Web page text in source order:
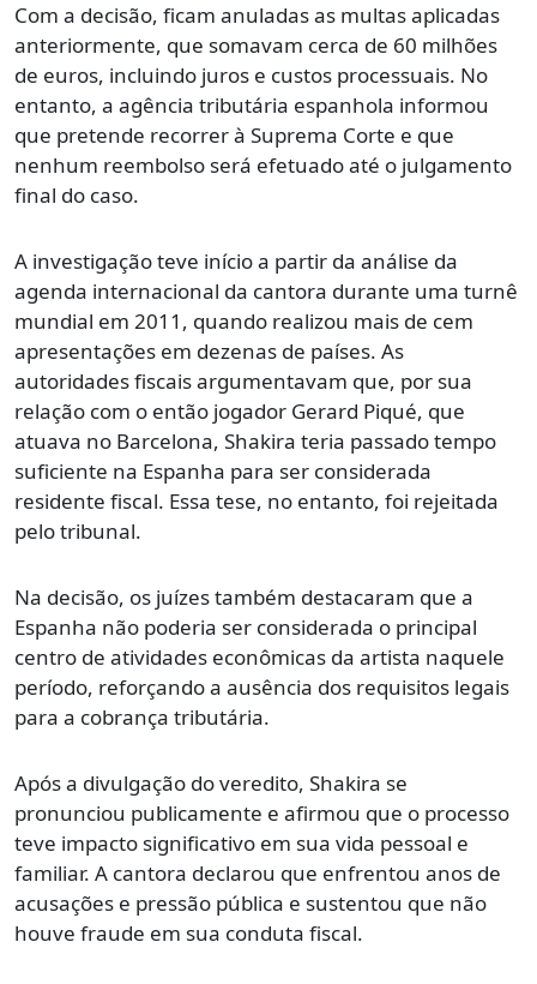
Com a decisão, ficam anuladas as multas aplicadas
anteriormente, que somavam cerca de 60 milhões
de euros, incluindo juros e custos processuais. No
entanto, a agência tributária espanhola informou
que pretende recorrer à Suprema Corte e que
nenhum reembolso será efetuado até o julgamento
final do caso.
A investigação teve início a partir da análise da
agenda internacional da cantora durante uma turnê
mundial em 2011, quando realizou mais de cem
apresentações em dezenas de países. As
autoridades fiscais argumentavam que, por sua
relação com o então jogador Gerard Piqué, que
atuava no Barcelona, Shakira teria passado tempo
suficiente na Espanha para ser considerada
residente fiscal. Essa tese, no entanto, foi rejeitada
pelo tribunal.
Na decisão, os juízes também destacaram que a
Espanha não poderia ser considerada o principal
centro de atividades econômicas da artista naquele
período, reforçando a ausência dos requisitos legais
para a cobrança tributária.
Após a divulgação do veredito, Shakira se
pronunciou publicamente e afirmou que o processo
teve impacto significativo em sua vida pessoal e
familiar. A cantora declarou que enfrentou anos de
acusações e pressão pública e sustentou que não
houve fraude em sua conduta fiscal.